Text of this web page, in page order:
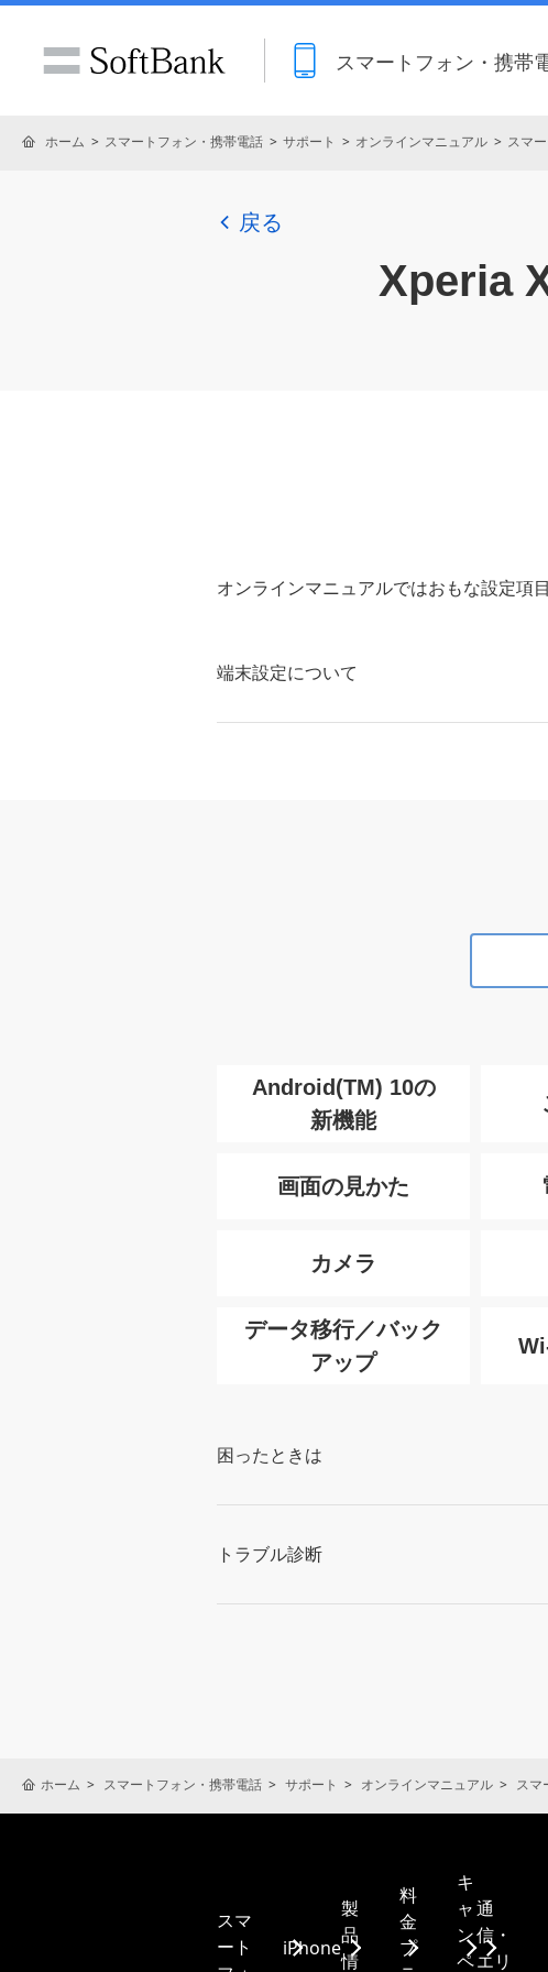
スマートフォン・携帯
ホーム スマートフォン・携帯電話 サポート オンラインマニュアル スマ
戻る
Xperia
オンラインマニュアルではおもな設定項
端末設定について
Android(TM) 10の
新機能
画面の見かた
カメラ
データ移行／バック
アップ
困ったときは
トラブル診断
ホーム スマートフォン・携帯電話 サポート オンラインマニュアル スマ
スマ
ート
iPhone
製
品
情
料
金
プ
キ
ャ
ン
ペ
通
信・
エリ